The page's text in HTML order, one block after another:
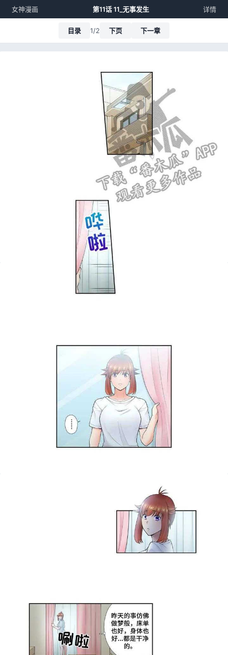
女神漫画 第11话 11_无事发生 详情
目录 1/2 下页 下一章